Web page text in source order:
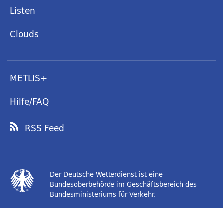
Listen
Clouds
METLIS+
Hilfe/FAQ
RSS Feed
Der Deutsche Wetterdienst ist eine
Bundesoberbehörde im Geschäftsbereich des
Bundesministeriums für Verkehr.